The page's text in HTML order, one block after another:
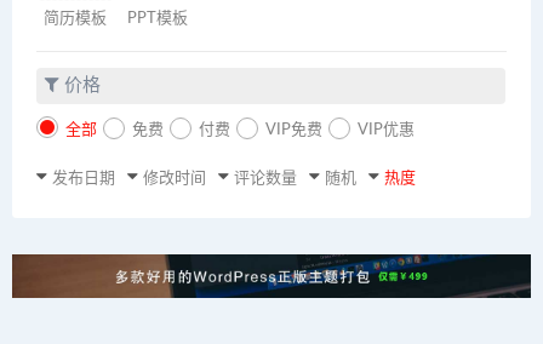
简历模板 PPT模板
价格
全部 免费 付费 VIP免费 VIP优惠
发布日期 修改时间 评论数量 随机 热度